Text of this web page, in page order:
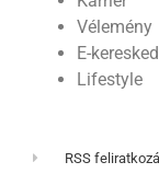
Vélemény
E-
Lifestyle
RSS